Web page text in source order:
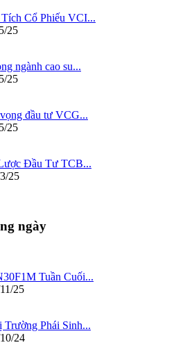
Tích Cổ Phiếu VCI...
25
ngành cao su...
25
đầu tư VCG...
25
Đầu Tư TCB...
25
ngày
Tuần Cuối...
25
Phái Sinh...
24